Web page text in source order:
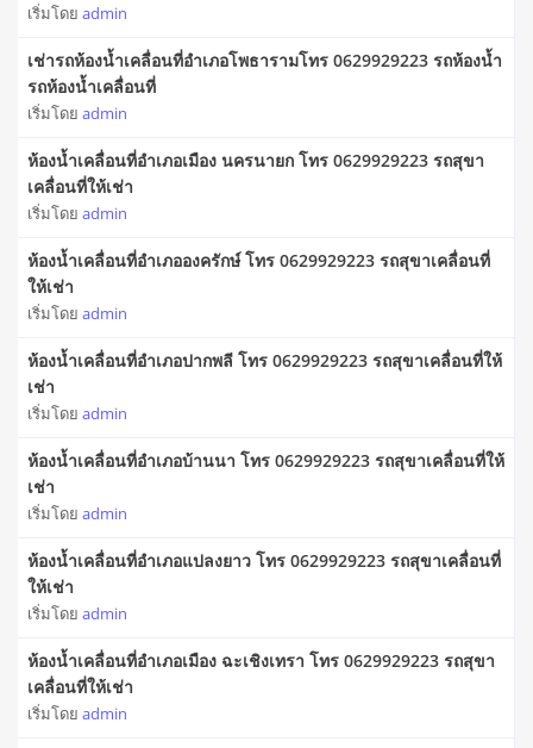
เริ่มโดย admin
เช่ารถห้องน้ำเคลื่อนที่อำเภอโพธารามโทร 0629929223 รถห้องน้ำ
รถห้องน้ำเคลื่อนที่
เริ่มโดย admin
ห้องน้ำเคลื่อนที่อำเภอเมือง นครนายก โทร 0629929223 รถสุขา
เคลื่อนที่ให้เช่า
เริ่มโดย admin
ห้องน้ำเคลื่อนที่อำเภอองครักษ์ โทร 0629929223 รถสุขาเคลื่อนที่
ให้เช่า
เริ่มโดย admin
ห้องน้ำเคลื่อนที่อำเภอปากพลี โทร 0629929223 รถสุขาเคลื่อนที่ให้
เช่า
เริ่มโดย admin
ห้องน้ำเคลื่อนที่อำเภอบ้านนา โทร 0629929223 รถสุขาเคลื่อนที่ให้
เช่า
เริ่มโดย admin
ห้องน้ำเคลื่อนที่อำเภอแปลงยาว โทร 0629929223 รถสุขาเคลื่อนที่
ให้เช่า
เริ่มโดย admin
ห้องน้ำเคลื่อนที่อำเภอเมือง ฉะเชิงเทรา โทร 0629929223 รถสุขา
เคลื่อนที่ให้เช่า
เริ่มโดย admin